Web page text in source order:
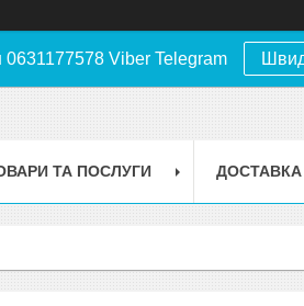
0631177578 Viber Telegram
ТА ПОСЛУГИ ДОСТАВКА